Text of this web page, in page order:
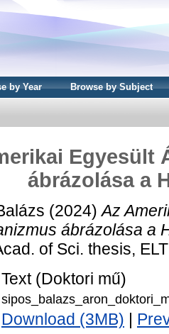
by Year Browse by Subject
Egyesült
ábrázolása a
(2024)Az
ábrázolása a
of Sci. thesis,
Text (Doktori mű)
Download (3MB)